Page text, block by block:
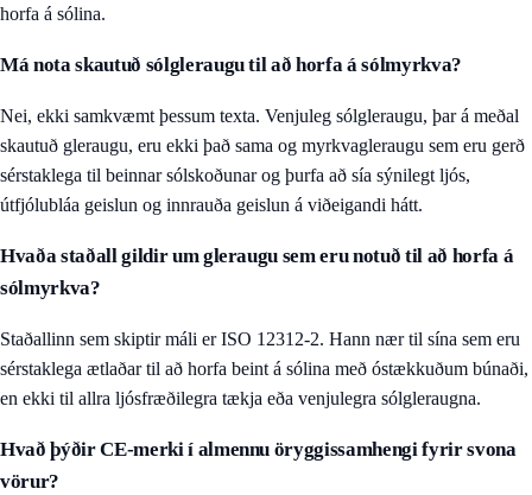
horfa á sólina.
Má nota skautuð sólgleraugu til að horfa á sólmyrkva?
Nei, ekki samkvæmt þessum texta. Venjuleg sólgleraugu, þar á meðal
skautuð gleraugu, eru ekki það sama og myrkvagleraugu sem eru gerð
sérstaklega til beinnar sólskoðunar og þurfa að sía sýnilegt ljós,
útfjólubláa geislun og innrauða geislun á viðeigandi hátt.
Hvaða staðall gildir um gleraugu sem eru notuð til að horfa á
sólmyrkva?
Staðallinn sem skiptir máli er ISO 12312-2. Hann nær til sína sem eru
sérstaklega ætlaðar til að horfa beint á sólina með óstækkuðum búnaði,
en ekki til allra ljósfræðilegra tækja eða venjulegra sólgleraugna.
Hvað þýðir CE-merki í almennu öryggissamhengi fyrir svona
vörur?